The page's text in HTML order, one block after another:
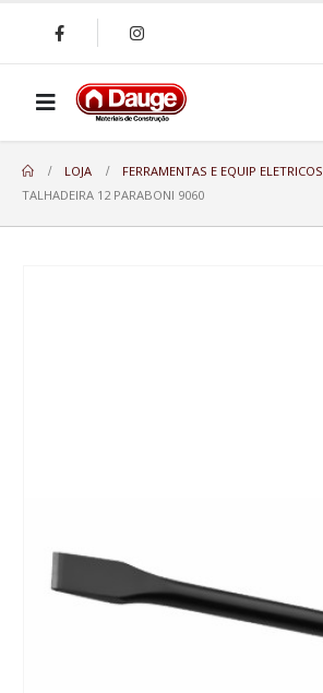
LOJA FERRAMENTAS E EQUIP ELETRICOS
TALHADEIRA 12 PARABONI 9060